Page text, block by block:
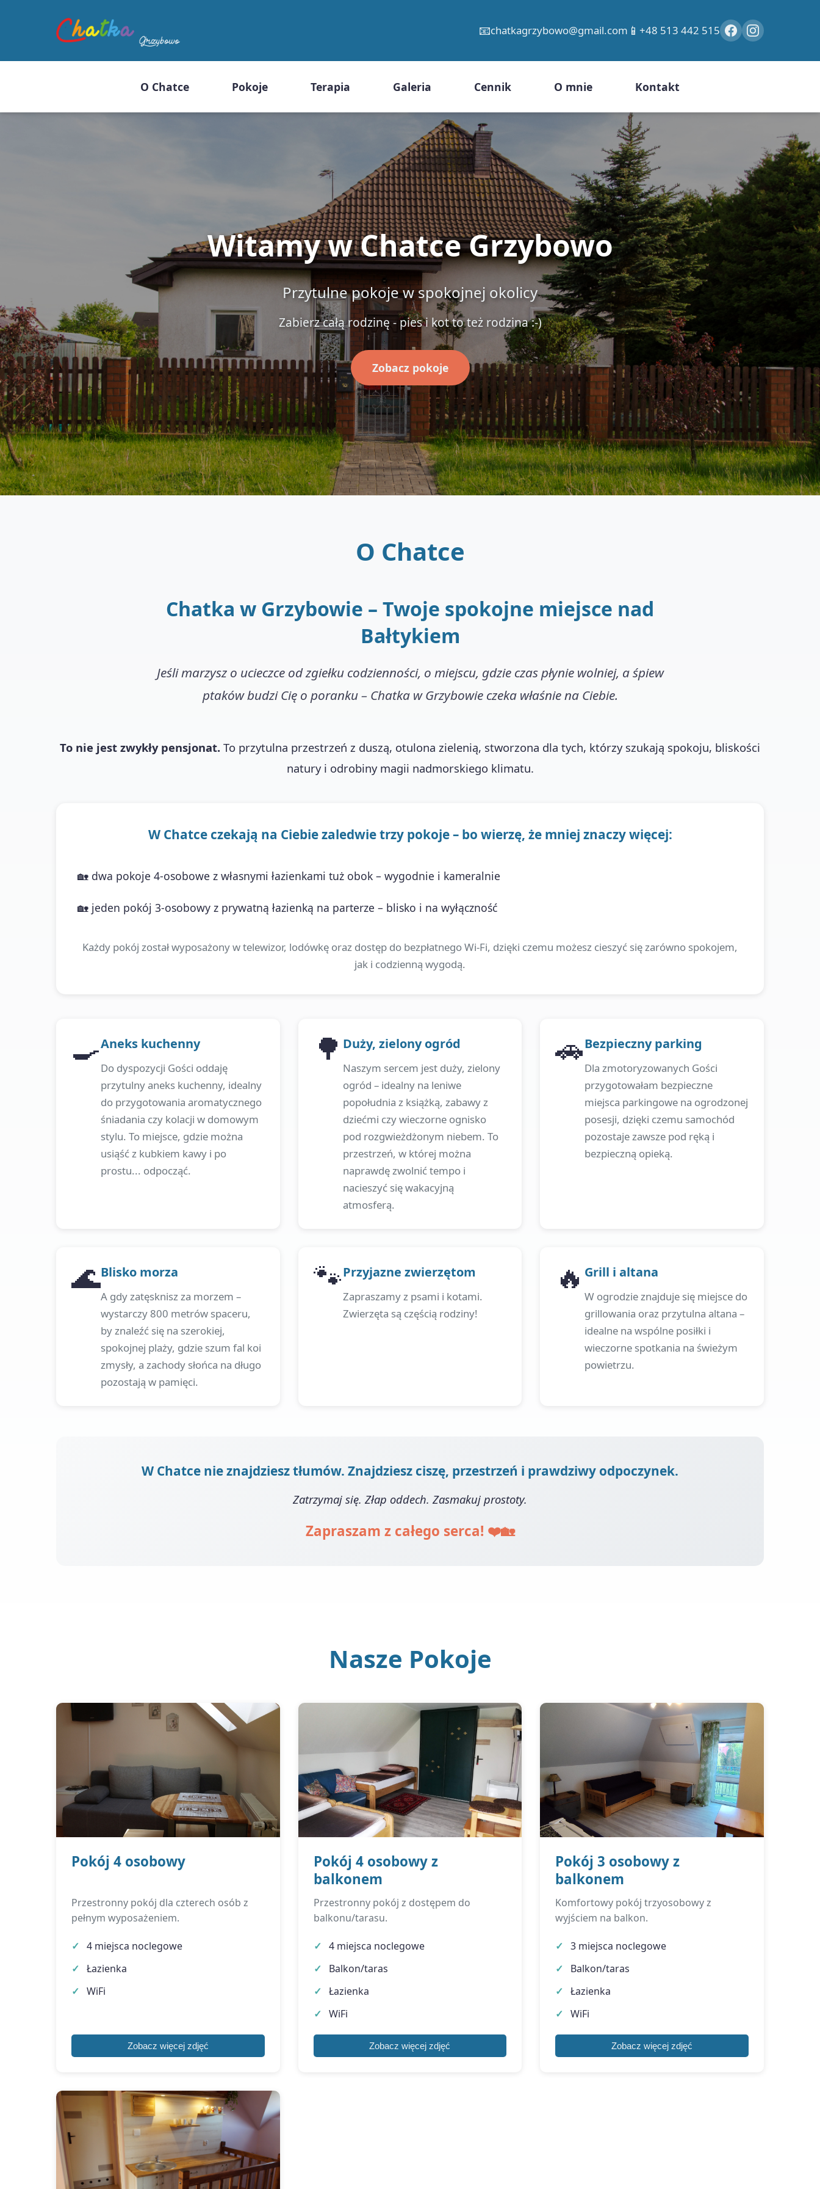
📧chatkagrzybowo@gmail.com 📱 +48 513 442 515
O Chatce Pokoje Terapia Galeria Cennik O mnie Kontakt
Witamy w Chatce Grzybowo
Przytulne pokoje w spokojnej okolicy
Zabierz całą rodzinę - pies i kot to też rodzina :-)
Zobacz pokoje
O Chatce
Chatka w Grzybowie – Twoje spokojne miejsce nad
Bałtykiem
Jeśli marzysz o ucieczce od zgiełku codzienności, o miejscu, gdzie czas płynie wolniej, a śpiew
ptaków budzi Cię o poranku – Chatka w Grzybowie czeka właśnie na Ciebie.
To nie jest zwykły pensjonat. To przytulna przestrzeń z duszą, otulona zielenią, stworzona dla tych, którzy szukają spokoju, bliskości
natury i odrobiny magii nadmorskiego klimatu.
W Chatce czekają na Ciebie zaledwie trzy pokoje – bo wierzę, że mniej znaczy więcej:
🏡 dwa pokoje 4-osobowe z własnymi łazienkami tuż obok – wygodnie i kameralnie
🏡 jeden pokój 3-osobowy z prywatną łazienką na parterze – blisko i na wyłączność
Każdy pokój został wyposażony w telewizor, lodówkę oraz dostęp do bezpłatnego Wi-Fi, dzięki czemu możesz cieszyć się zarówno spokojem,
jak i codzienną wygodą.
🍳Aneks kuchenny
Do dyspozycji Gości oddaję
przytulny aneks kuchenny, idealny
do przygotowania aromatycznego
śniadania czy kolacji w domowym
stylu. To miejsce, gdzie można
usiąść z kubkiem kawy i po
prostu... odpocząć.
🌳 Duży, zielony ogród
Naszym sercem jest duży, zielony
ogród – idealny na leniwe
popołudnia z książką, zabawy z
dziećmi czy wieczorne ognisko
pod rozgwieżdżonym niebem. To
przestrzeń, w której można
naprawdę zwolnić tempo i
nacieszyć się wakacyjną
atmosferą.
🚗Bezpieczny parking
Dla zmotoryzowanych Gości
przygotowałam bezpieczne
miejsca parkingowe na ogrodzonej
posesji, dzięki czemu samochód
pozostaje zawsze pod ręką i
bezpieczną opieką.
🌊Blisko morza
A gdy zatęsknisz za morzem –
wystarczy 800 metrów spaceru,
by znaleźć się na szerokiej,
spokojnej plaży, gdzie szum fal koi
zmysły, a zachody słońca na długo
pozostają w pamięci.
🐾Przyjazne zwierzętom
Zapraszamy z psami i kotami.
Zwierzęta są częścią rodziny!
🔥 Grill i altana
W ogrodzie znajduje się miejsce do
grillowania oraz przytulna altana –
idealne na wspólne posiłki i
wieczorne spotkania na świeżym
powietrzu.
W Chatce nie znajdziesz tłumów. Znajdziesz ciszę, przestrzeń i prawdziwy odpoczynek.
Zatrzymaj się. Złap oddech. Zasmakuj prostoty.
Zapraszam z całego serca! ❤️🏡
Nasze Pokoje
Pokój 4 osobowy
Przestronny pokój dla czterech osób z
pełnym wyposażeniem.
4 miejsca noclegowe
Łazienka
WiFi
Zobacz więcej zdjęć
Pokój 4 osobowy z
balkonem
Przestronny pokój z dostępem do
balkonu/tarasu.
4 miejsca noclegowe
Balkon/taras
Łazienka
WiFi
Zobacz więcej zdjęć
Pokój 3 osobowy z
balkonem
Komfortowy pokój trzyosobowy z
wyjściem na balkon.
3 miejsca noclegowe
Balkon/taras
Łazienka
WiFi
Zobacz więcej zdjęć